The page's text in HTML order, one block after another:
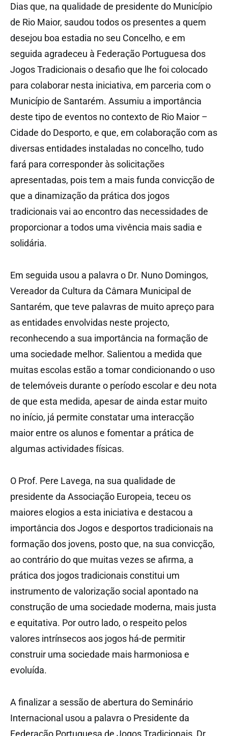
Dias que, na qualidade de presidente do Município
de Rio Maior, saudou todos os presentes a quem
desejou boa estadia no seu Concelho, e em
seguida agradeceu à Federação Portuguesa dos
Jogos Tradicionais o desafio que lhe foi colocado
para colaborar nesta iniciativa, em parceria com o
Município de Santarém. Assumiu a importância
deste tipo de eventos no contexto de Rio Maior –
Cidade do Desporto, e que, em colaboração com as
diversas entidades instaladas no concelho, tudo
fará para corresponder às solicitações
apresentadas, pois tem a mais funda convicção de
que a dinamização da prática dos jogos
tradicionais vai ao encontro das necessidades de
proporcionar a todos uma vivência mais sadia e
solidária.
Em seguida usou a palavra o Dr. Nuno Domingos,
Vereador da Cultura da Câmara Municipal de
Santarém, que teve palavras de muito apreço para
as entidades envolvidas neste projecto,
reconhecendo a sua importância na formação de
uma sociedade melhor. Salientou a medida que
muitas escolas estão a tomar condicionando o uso
de telemóveis durante o período escolar e deu nota
de que esta medida, apesar de ainda estar muito
no início, já permite constatar uma interacção
maior entre os alunos e fomentar a prática de
algumas actividades físicas.
O Prof. Pere Lavega, na sua qualidade de
presidente da Associação Europeia, teceu os
maiores elogios a esta iniciativa e destacou a
importância dos Jogos e desportos tradicionais na
formação dos jovens, posto que, na sua convicção,
ao contrário do que muitas vezes se afirma, a
prática dos jogos tradicionais constitui um
instrumento de valorização social apontado na
construção de uma sociedade moderna, mais justa
e equitativa. Por outro lado, o respeito pelos
valores intrínsecos aos jogos há-de permitir
construir uma sociedade mais harmoniosa e
evoluída.
A finalizar a sessão de abertura do Seminário
Internacional usou a palavra o Presidente da
Federação Portuguesa de Jogos Tradicionais, Dr.